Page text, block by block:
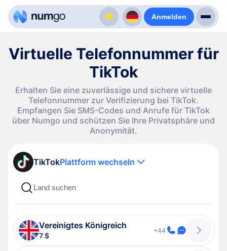
Anmelden
Virtuelle Telefonnummer für
TikTok
Erhalten Sie eine zuverlässige und sichere virtuelle
Telefonnummer zur Verifizierung bei TikTok.
Empfangen Sie SMS-Codes und Anrufe für TikTok
über Numgo und schützen Sie Ihre Privatsphäre und
Anonymität.
TikTokPlattform wechseln
Vereinigtes Königreich
7 $
+44